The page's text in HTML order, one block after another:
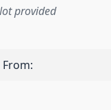
provided
From: